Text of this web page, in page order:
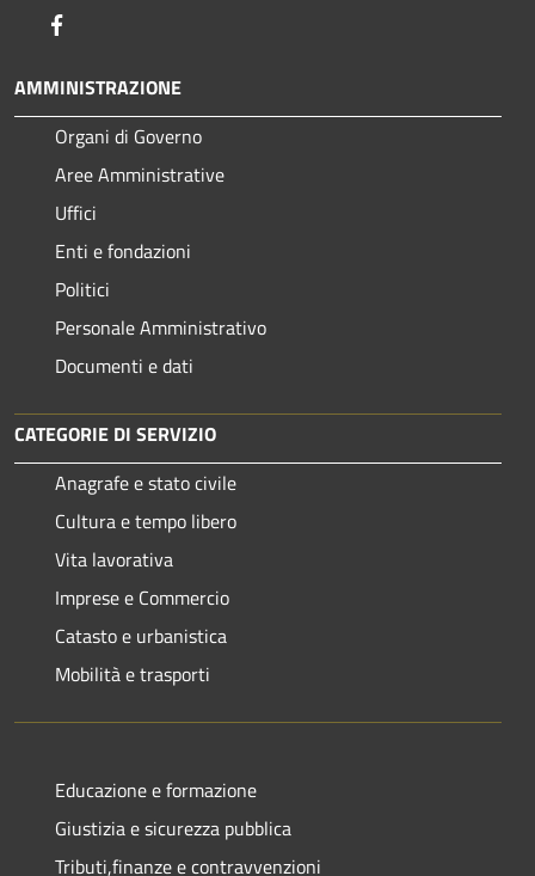
AMMINISTRAZIONE
Organi di Governo
Aree Amministrative
Uffici
Enti e fondazioni
Politici
Personale Amministrativo
Documenti e dati
CATEGORIE DI SERVIZIO
Anagrafe e stato civile
Cultura e tempo libero
Vita lavorativa
Imprese e Commercio
Catasto e urbanistica
Mobilità e trasporti
Educazione e formazione
Giustizia e sicurezza pubblica
Tributi,finanze e contravvenzioni